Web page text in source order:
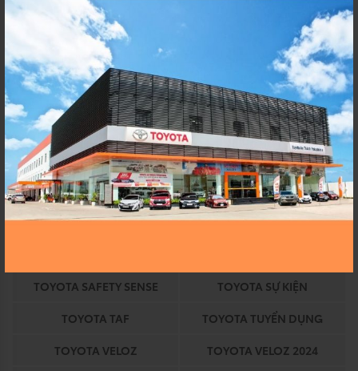
TOYOTA AN THÀNH
FUKUSHIM
TOYOTA AN THANH
TOYOTA AVANZA
TOYOTA AVANZA 2024
TOYOTA BINH CHANH
TOYOTA CHÍNH HÃNG
TOYOTA COROLLA
TOYOTA COROLLA ALTIS
TOYOTA DỊCH VỤ
TOYOTA EKIDEN
TOYOTA EKIDEN 2023
TOYOTA HEV
TOYOTA HỒ CHÍ MINH
TOYOTA HỒ CHÍNH MINH
TOYOTA SAFETY SENSE
TOYOTA SỰ KIỆN
TOYOTA TAF
TOYOTA TUYỂN DỤNG
TOYOTA VELOZ
TOYOTA VELOZ 2024